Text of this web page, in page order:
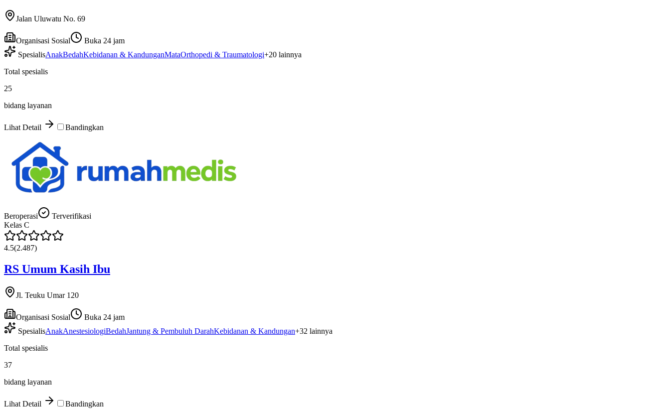
Jalan Uluwatu No. 69
Organisasi Sosial
Buka 24 jam
SpesialisAnakBedahKebidanan & KandunganMataOrthopedi & Traumatologi+20 lainnya
Total spesialis
25
bidang layanan
Lihat Detail Bandingkan
Beroperasi
Terverifikasi
Kelas C
4.5(2.487)
RS Umum Kasih Ibu
Jl. Teuku Umar 120
Organisasi Sosial
Buka 24 jam
SpesialisAnakAnestesiologiBedahJantung & Pembuluh DarahKebidanan & Kandungan+32 lainnya
Total spesialis
37
bidang layanan
Lihat Detail Bandingkan